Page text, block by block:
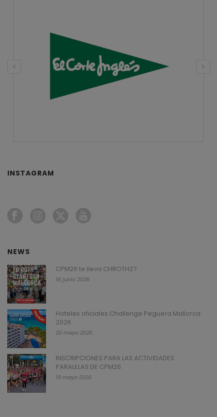
INSTAGRAM
NEWS
CPM26 te lleva CHROTH27
16 junio 2026
Hoteles oficiales Challenge Peguera Mallorca
2026
20 mayo 2026
INSCRIPCIONES PARA LAS ACTIVIDADES
PARALELAS DE CPM26
19 mayo 2026